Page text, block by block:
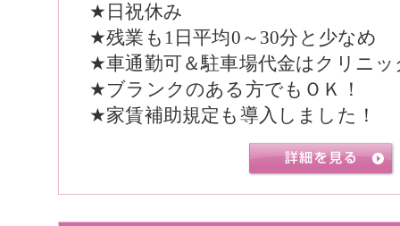
★日祝休み
★残業も1日平均0～30分と少なめ
★車通勤可＆駐車場代金はクリニッ
★ブランクのある方でもＯＫ！
★家賃補助規定も導入しました！